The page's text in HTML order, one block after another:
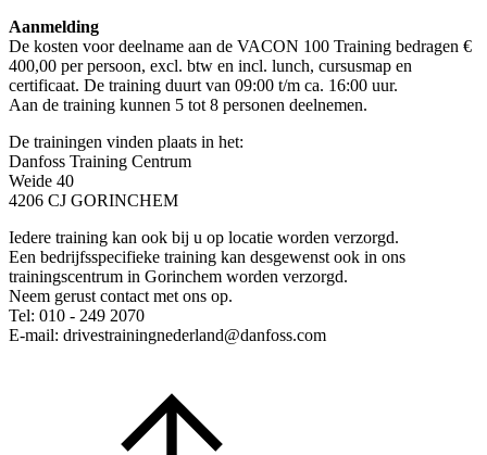
Aanmelding
De kosten voor deelname aan de VACON 100 Training bedragen €
400,00 per persoon, excl. btw en incl. lunch, cursusmap en
certificaat. De training duurt van 09:00 t/m ca. 16:00 uur.
Aan de training kunnen 5 tot 8 personen deelnemen.
De trainingen vinden plaats in het:
Danfoss Training Centrum
Weide 40
4206 CJ GORINCHEM
Iedere training kan ook bij u op locatie worden verzorgd.
Een bedrijfsspecifieke training kan desgewenst ook in ons
trainingscentrum in Gorinchem worden verzorgd.
Neem gerust contact met ons op.
Tel: 010 - 249 2070
E-mail: drivestrainingnederland@danfoss.com